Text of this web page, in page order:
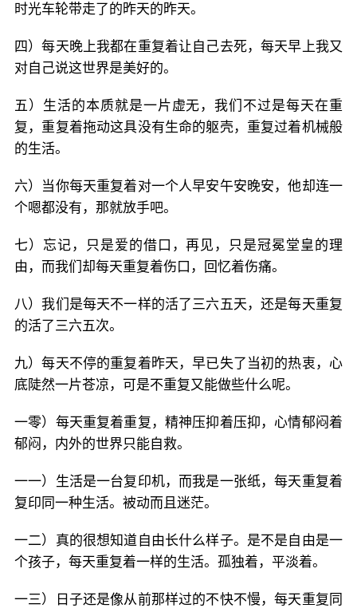
时光车轮带走了的昨天的昨天。
四）每天晚上我都在重复着让自己去死，每天早上我又
对自己说这世界是美好的。
五）生活的本质就是一片虚无，我们不过是每天在重
复，重复着拖动这具没有生命的躯壳，重复过着机械般
的生活。
六）当你每天重复着对一个人早安午安晚安，他却连一
个嗯都没有，那就放手吧。
七）忘记，只是爱的借口，再见，只是冠冕堂皇的理
由，而我们却每天重复着伤口，回忆着伤痛。
八）我们是每天不一样的活了三六五天，还是每天重复
的活了三六五次。
九）每天不停的重复着昨天，早已失了当初的热衷，心
底陡然一片苍凉，可是不重复又能做些什么呢。
一零）每天重复着重复，精神压抑着压抑，心情郁闷着
郁闷，内外的世界只能自救。
一一）生活是一台复印机，而我是一张纸，每天重复着
复印同一种生活。被动而且迷茫。
一二）真的很想知道自由长什么样子。是不是自由是一
个孩子，每天重复着一样的生活。孤独着，平淡着。
一三）日子还是像从前那样过的不快不慢，每天重复同